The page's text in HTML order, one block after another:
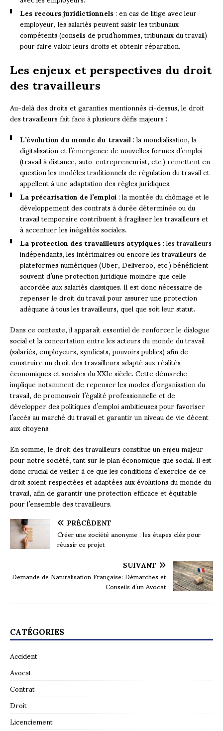
Les recours juridictionnels: en cas de litige avec leur
employeur, les salariés peuvent saisir les tribunaux
compétents (conseils de prud’hommes, tribunaux du travail)
pour faire valoir leurs droits et obtenir réparation.
Les enjeux et perspectives du droit
des travailleurs
Au-delà des droits et garanties mentionnés ci-dessus, le droit
des travailleurs fait face à plusieurs défis majeurs :
L’évolution du monde du travail: la mondialisation, la
digitalisation et l’émergence de nouvelles formes d’emploi
(travail à distance, auto-entrepreneuriat, etc.) remettent en
question les modèles traditionnels de régulation du travail et
appellent à une adaptation des règles juridiques.
La précarisation de l’emploi: la montée du chômage et le
développement des contrats à durée déterminée ou du
travail temporaire contribuent à fragiliser les travailleurs et
à accentuer les inégalités sociales.
La protection des travailleurs atypiques: les travailleurs
indépendants, les intérimaires ou encore les travailleurs de
plateformes numériques (Uber, Deliveroo, etc.) bénéficient
souvent d’une protection juridique moindre que celle
accordée aux salariés classiques. Il est donc nécessaire de
repenser le droit du travail pour assurer une protection
adéquate à tous les travailleurs, quel que soit leur statut.
Dans ce contexte, il apparaît essentiel de renforcer le dialogue
social et la concertation entre les acteurs du monde du travail
(salariés, employeurs, syndicats, pouvoirs publics) afin de
construire un droit des travailleurs adapté aux réalités
économiques et sociales du XXIe siècle. Cette démarche
implique notamment de repenser les modes d’organisation du
travail, de promouvoir l’égalité professionnelle et de
développer des politiques d’emploi ambitieuses pour favoriser
l’accès au marché du travail et garantir un niveau de vie décent
aux citoyens.
En somme, le droit des travailleurs constitue un enjeu majeur
pour notre société, tant sur le plan économique que social. Il est
donc crucial de veiller à ce que les conditions d’exercice de ce
droit soient respectées et adaptées aux évolutions du monde du
travail, afin de garantir une protection efficace et équitable
pour l’ensemble des travailleurs.
PRÉCÉDENT
Créer une société anonyme : les étapes clés pour
réussir ce projet
SUIVANT
Demande de Naturalisation Française: Démarches et
Conseils d’un Avocat
CATÉGORIES
Accident
Avocat
Contrat
Droit
Licenciement